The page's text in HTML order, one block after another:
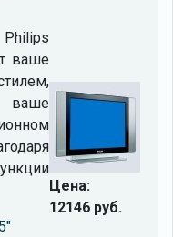
Цена:
12146 руб.
ваше